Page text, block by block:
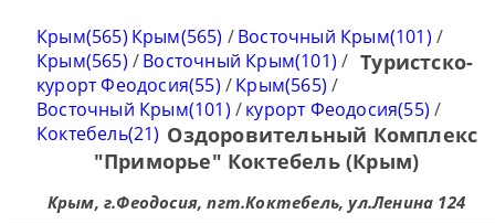
Крым(565) Крым(565) /Восточный Крым(101) /
Крым(565) /Восточный Крым(101) /
курорт Феодосия(55) /Крым(565) /
Восточный Крым(101) /курорт Феодосия(55) /
Коктебель(21)
Туристско-
Оздоровительный Комплекс
"Приморье" Коктебель (Крым)
Крым, г.Феодосия, пгт.Коктебель, ул.Ленина 124